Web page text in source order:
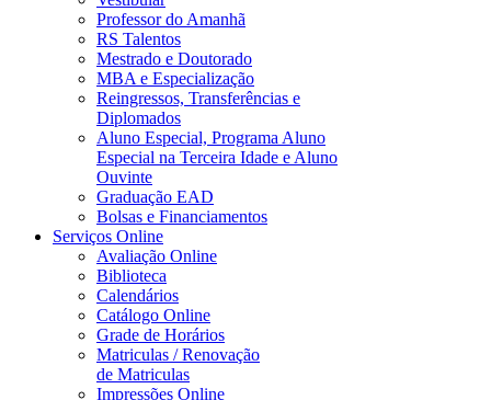
Professor do Amanhã
RS Talentos
Mestrado e Doutorado
MBA e Especialização
Reingressos, Transferências e
Diplomados
Aluno Especial, Programa Aluno
Especial na Terceira Idade e Aluno
Ouvinte
Graduação EAD
Bolsas e Financiamentos
Serviços Online
Avaliação Online
Biblioteca
Calendários
Catálogo Online
Grade de Horários
Matriculas / Renovação
de Matriculas
Impressões Online